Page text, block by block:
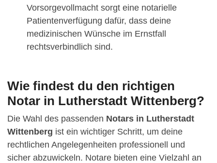
Vorsorgevollmacht sorgt eine notarielle
Patientenverfügung dafür, dass deine
medizinischen Wünsche im Ernstfall
rechtsverbindlich sind.
Wie findest du den richtigen
Notar in Lutherstadt Wittenberg?
Die Wahl des passenden Notars in Lutherstadt
Wittenberg ist ein wichtiger Schritt, um deine
rechtlichen Angelegenheiten professionell und
sicher abzuwickeln. Notare bieten eine Vielzahl an